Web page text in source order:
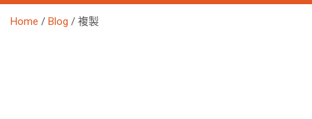
Home Blog 複製